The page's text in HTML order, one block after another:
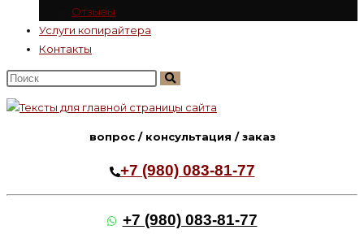
Отзывы
Услуги копирайтера
Контакты
Поиск
на
сайте
вопрос / консультация / заказ
+7 (980) 083-81-77
+7 (980) 083-81-77